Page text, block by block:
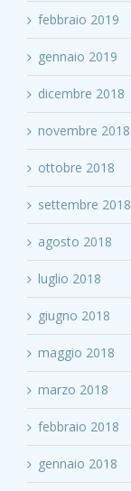
febbraio 2019
gennaio 2019
dicembre 2018
novembre 2018
ottobre 2018
settembre 2018
agosto 2018
luglio 2018
giugno 2018
maggio 2018
marzo 2018
febbraio 2018
gennaio 2018